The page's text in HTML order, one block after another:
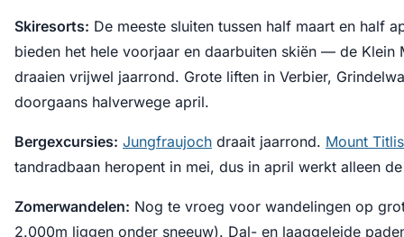
Skiresorts: De meeste sluiten tussen half maart en half
bieden het hele voorjaar en daarbuiten skiën — de Klein
draaien vrijwel jaarrond. Grote liften in Verbier,
doorgaans halverwege april.
Bergexcursies: Jungfraujoch draait jaarrond. Mount Titlis
tandradbaan heropent in mei, dus in april werkt alleen
Zomerwandelen: Nog te vroeg voor wandelingen op
2.000m liggen onder sneeuw). Dal- en laaggeleide